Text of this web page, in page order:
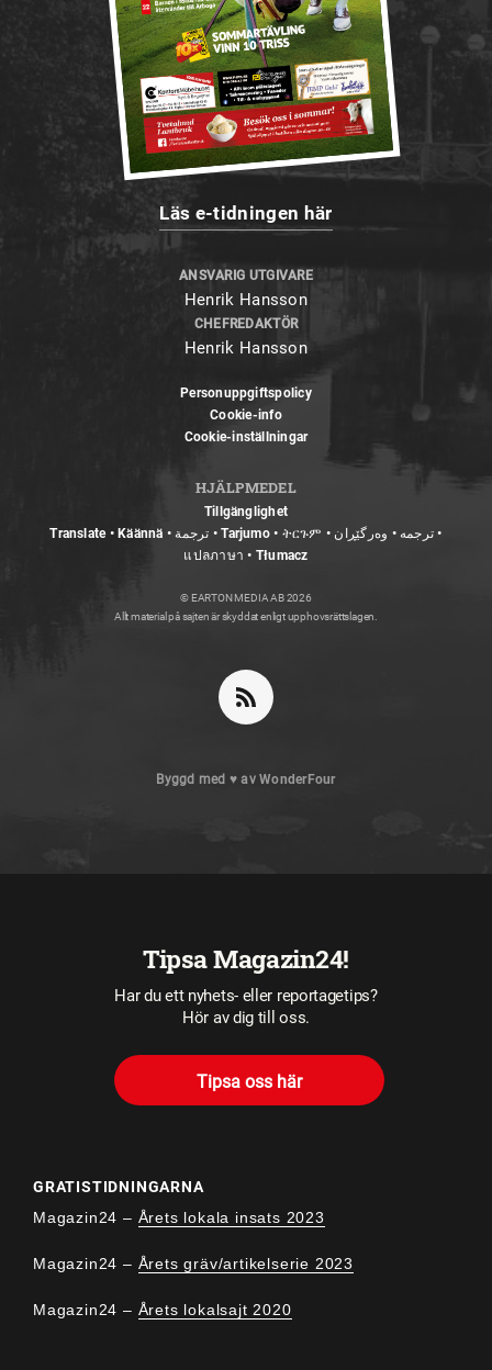
Läs e-tidningen här
ANSVARIG UTGIVARE
Henrik Hansson
CHEFREDAKTÖR
Henrik Hansson
Personuppgiftspolicy
Cookie-info
Cookie-inställningar
HJÄLPMEDEL
Tillgänglighet
Translate • Käännä • ترجمة • Tarjumo • ትርጉም • ترجمه • وەرگێڕان •
แปลภาษา • Tłumacz
© EARTON MEDIA AB 2026
Allt material på sajten är skyddat enligt upphovsrättslagen.
Byggd med ♥ avWonderFour
Tipsa Magazin24!
Har du ett nyhets- eller reportagetips?
Hör av dig till oss.
Tipsa oss här
GRATISTIDNINGARNA
Magazin24 – Årets lokala insats 2023
Magazin24 – Årets gräv/artikelserie 2023
Magazin24 – Årets lokalsajt 2020